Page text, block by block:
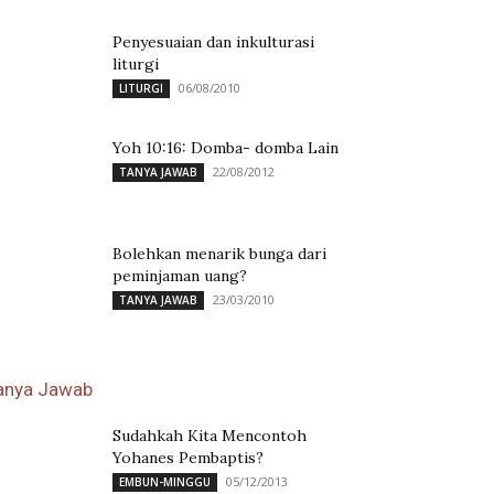
Penyesuaian dan inkulturasi
liturgi
LITURGI 06/08/2010
Yoh 10:16: Domba- domba Lain
TANYA JAWAB 22/08/2012
Bolehkan menarik bunga dari
peminjaman uang?
TANYA JAWAB 23/03/2010
Jawab
Sudahkah Kita Mencontoh
Yohanes Pembaptis?
EMBUN-MINGGU 05/12/2013